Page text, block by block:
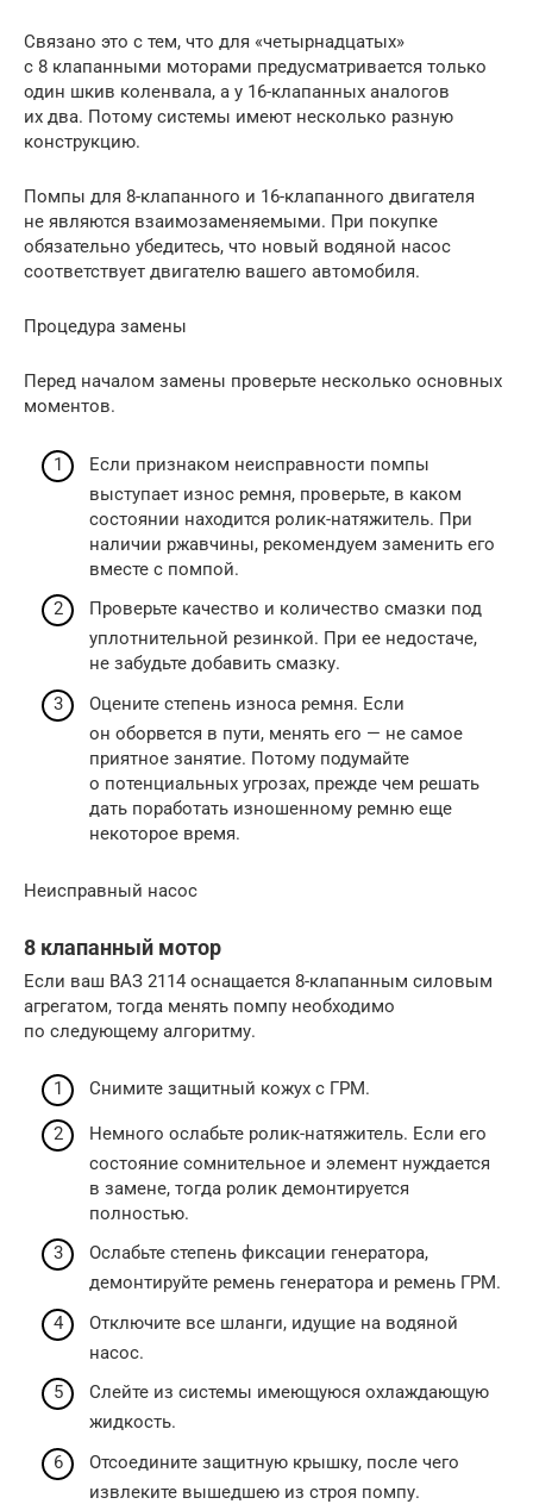
Связано это с тем, что для «четырнадцатых»
с 8 клапанными моторами предусматривается только
один шкив коленвала, а у 16-клапанных аналогов
их два. Потому системы имеют несколько разную
конструкцию.
Помпы для 8-клапанного и 16-клапанного двигателя
не являются взаимозаменяемыми. При покупке
обязательно убедитесь, что новый водяной насос
соответствует двигателю вашего автомобиля.
Процедура замены
Перед началом замены проверьте несколько основных
моментов.
Если признаком неисправности помпы
выступает износ ремня, проверьте, в каком
состоянии находится ролик-натяжитель. При
наличии ржавчины, рекомендуем заменить его
вместе с помпой.
Проверьте качество и количество смазки под
уплотнительной резинкой. При ее недостаче,
не забудьте добавить смазку.
Оцените степень износа ремня. Если
он оборвется в пути, менять его — не самое
приятное занятие. Потому подумайте
о потенциальных угрозах, прежде чем решать
дать поработать изношенному ремню еще
некоторое время.
Неисправный насос
8 клапанный мотор
Если ваш ВАЗ 2114 оснащается 8-клапанным силовым
агрегатом, тогда менять помпу необходимо
по следующему алгоритму.
Снимите защитный кожух с ГРМ.
Немного ослабьте ролик-натяжитель. Если его
состояние сомнительное и элемент нуждается
в замене, тогда ролик демонтируется
полностью.
Ослабьте степень фиксации генератора,
демонтируйте ремень генератора и ремень ГРМ.
Отключите все шланги, идущие на водяной
насос.
Слейте из системы имеющуюся охлаждающую
жидкость.
Отсоедините защитную крышку, после чего
извлеките вышедшею из строя помпу.